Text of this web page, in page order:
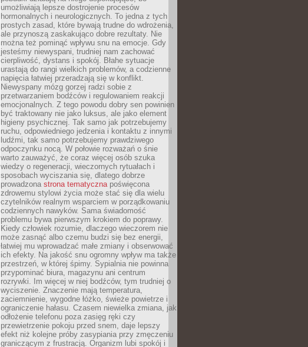
umożliwiają lepsze dostrojenie procesów
hormonalnych i neurologicznych. To jedna z tych
prostych zasad, które bywają trudne do wdrożenia,
ale przynoszą zaskakująco dobre rezultaty. Nie
można też pominąć wpływu snu na emocje. Gdy
jesteśmy niewyspani, trudniej nam zachować
cierpliwość, dystans i spokój. Błahe sytuacje
urastają do rangi wielkich problemów, a codzienne
napięcia łatwiej przeradzają się w konflikt.
Niewyspany mózg gorzej radzi sobie z
przetwarzaniem bodźców i regulowaniem reakcji
emocjonalnych. Z tego powodu dobry sen powinien
być traktowany nie jako luksus, ale jako element
higieny psychicznej. Tak samo jak potrzebujemy
ruchu, odpowiedniego jedzenia i kontaktu z innymi
ludźmi, tak samo potrzebujemy prawdziwego
odpoczynku nocą. W połowie rozważań o śnie
warto zauważyć, że coraz więcej osób szuka
wiedzy o regeneracji, wieczornych rytuałach i
sposobach wyciszania się, dlatego dobrze
prowadzona strona tematycznapoświęcona
zdrowemu stylowi życia może stać się dla wielu
czytelników realnym wsparciem w porządkowaniu
codziennych nawyków. Sama świadomość
problemu bywa pierwszym krokiem do poprawy.
Kiedy człowiek rozumie, dlaczego wieczorem nie
może zasnąć albo czemu budzi się bez energii,
łatwiej mu wprowadzać małe zmiany i obserwować
ich efekty. Na jakość snu ogromny wpływ ma także
przestrzeń, w której śpimy. Sypialnia nie powinna
przypominać biura, magazynu ani centrum
rozrywki. Im więcej w niej bodźców, tym trudniej o
wyciszenie. Znaczenie mają temperatura,
zaciemnienie, wygodne łóżko, świeże powietrze i
ograniczenie hałasu. Czasem niewielka zmiana, jak
odłożenie telefonu poza zasięg ręki czy
przewietrzenie pokoju przed snem, daje lepszy
efekt niż kolejne próby zasypiania przy zmęczeniu
graniczącym z frustracją. Organizm lubi spokój i